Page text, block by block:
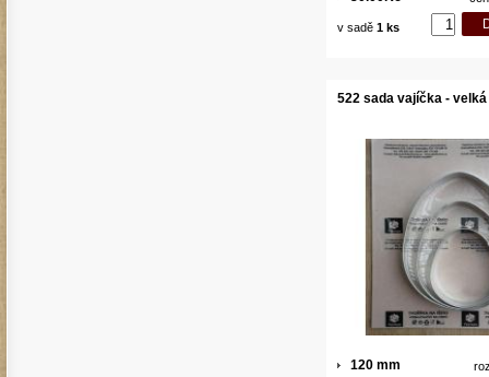
v sadě 1 ks
522 sada vajíčka - velká
120 mm